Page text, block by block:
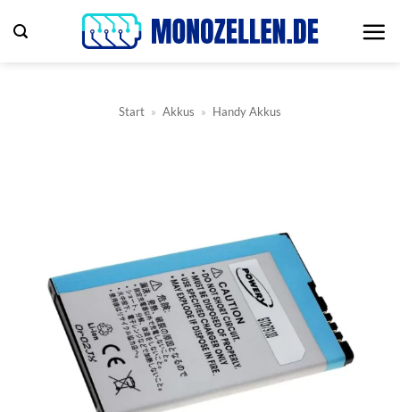
Inhalt
Start » Akkus » Handy Akkus